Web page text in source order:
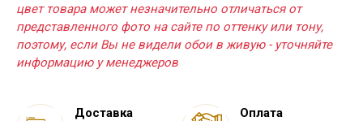
цвет товара может незначительно отличаться от
представленного фото на сайте по оттенку или тону,
поэтому, если Вы не видели обои в живую - уточняйте
информацию у менеджеров
Доставка Оплата